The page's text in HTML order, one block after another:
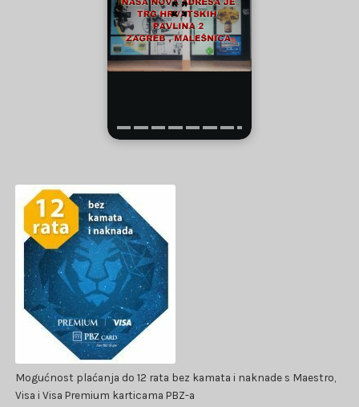
Mogućnost plaćanja do 12 rata bez kamata i naknade s Maestro,
Visa i Visa Premium karticama PBZ-a